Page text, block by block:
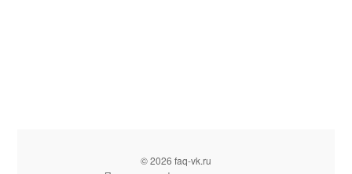
© 2026 faq-vk.ru